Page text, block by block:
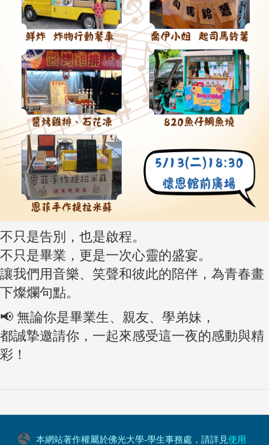
不只是告別，也是啟程。
不只是畢業，更是一次心靈的盛宴。
讓我們用音樂、笑聲和彼此的陪伴，為青春畫
下燦爛句點。
📢 無論你是畢業生、親友、學弟妹，
都誠摯邀請你，一起來感受這一夜的感動與精
彩！
本網站著作權屬於佛光大學-學生事務處，請詳見使用